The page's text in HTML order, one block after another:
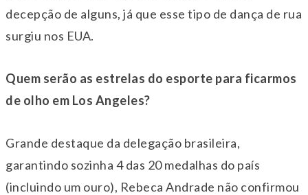
decepção de alguns, já que esse tipo de dança de rua
surgiu nos EUA.
Quem serão as estrelas do esporte para ficarmos
de olho em Los Angeles?
Grande destaque da delegação brasileira,
garantindo sozinha 4 das 20 medalhas do país
(incluindo um ouro), Rebeca Andrade não confirmou